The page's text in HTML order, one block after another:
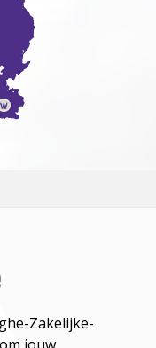
Zakelijke-